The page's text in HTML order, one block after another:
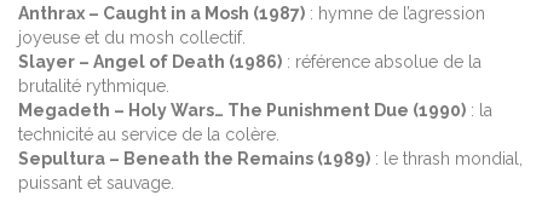
Anthrax – Caught in a Mosh (1987) : hymne de l’agression
joyeuse et du mosh collectif.
Slayer – Angel of Death (1986) : référence absolue de la
brutalité rythmique.
Megadeth – Holy Wars… The Punishment Due (1990) : la
technicité au service de la colère.
Sepultura – Beneath the Remains (1989) : le thrash mondial,
puissant et sauvage.